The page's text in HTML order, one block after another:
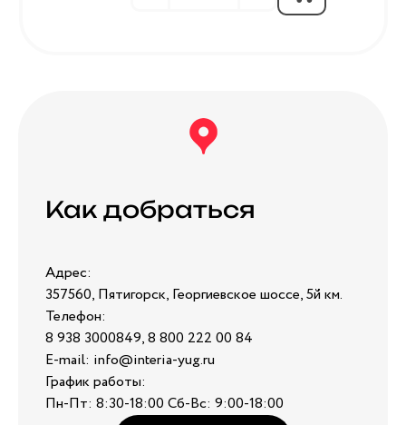
Как добраться
Адрес:
357560, Пятигорск, Георгиевское шоссе, 5й км.
Телефон:
8 938 3000849, 8 800 222 00 84
E-mail: info@interia-yug.ru
График работы:
Пн-Пт: 8:30-18:00 Сб-Вс: 9:00-18:00